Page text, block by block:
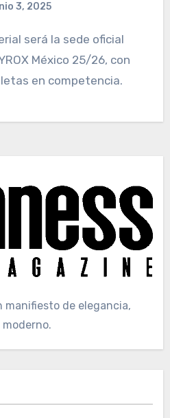
3, 2025
México 25/26, con
en competencia.
manifiesto de elegancia,